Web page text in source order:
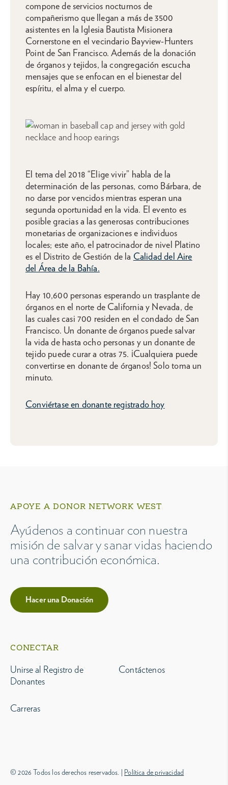
compone de servicios nocturnos de
compañerismo que llegan a más de 3500
asistentes en la Iglesia Bautista Misionera
Cornerstone en el vecindario Bayview-Hunters
Point de San Francisco. Además de la donación
de órganos y tejidos, la congregación escucha
mensajes que se enfocan en el bienestar del
espíritu, el alma y el cuerpo.
El tema del 2018 “Elige vivir” habla de la
determinación de las personas, como Bárbara, de
no darse por vencidos mientras esperan una
segunda oportunidad en la vida. El evento es
posible gracias a las generosas contribuciones
monetarias de organizaciones e individuos
locales; este año, el patrocinador de nivel Platino
es el Distrito de Gestión de la Calidad del Aire
del Área de la Bahía.
Hay 10,600 personas esperando un trasplante de
órganos en el norte de California y Nevada, de
las cuales casi 700 residen en el condado de San
Francisco. Un donante de órganos puede salvar
la vida de hasta ocho personas y un donante de
tejido puede curar a otras 75. ¡Cualquiera puede
convertirse en donante de órganos! Solo toma un
minuto.
Conviértase en donante registrado hoy
APOYE A DONOR NETWORK WEST
Ayúdenos a continuar con nuestra
misión de salvar y sanar vidas haciendo
una contribución económica.
Hacer una Donación
CONECTAR
Unirse al Registro de
Donantes
Carreras
Contáctenos
© 2026 Todos los derechos reservados. | Política de privacidad